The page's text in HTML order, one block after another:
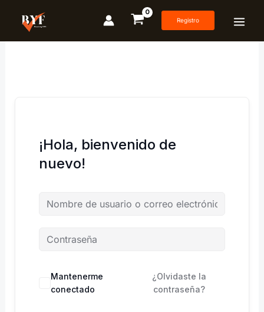
contenido
Registro
¡Hola, bienvenido de
nuevo!
Mantenerme
conectado
¿Olvidaste la
contraseña?